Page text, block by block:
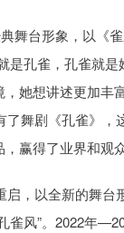
舞台形象，以《
是孔雀，孔雀就是
她想讲述更加丰
了舞剧《孔雀》，
赢得了业界和观
启，以全新的舞台
雀风”。2022年